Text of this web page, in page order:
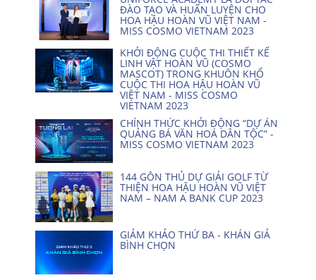
ĐÀO TẠO VÀ HUẤN LUYỆN CHO
HOA HẬU HOÀN VŨ VIỆT NAM -
MISS COSMO VIETNAM 2023
KHỞI ĐỘNG CUỘC THI THIẾT KẾ
LINH VẬT HOÀN VŨ (COSMO
MASCOT) TRONG KHUÔN KHỔ
CUỘC THI HOA HẬU HOÀN VŨ
VIỆT NAM - MISS COSMO
VIETNAM 2023
CHÍNH THỨC KHỞI ĐỘNG “DỰ ÁN
QUẢNG BÁ VĂN HOÁ DÂN TỘC” -
MISS COSMO VIETNAM 2023
144 GÔN THỦ DỰ GIẢI GOLF TỪ
THIỆN HOA HẬU HOÀN VŨ VIỆT
NAM – NAM A BANK CUP 2023
GIẢM KHẢO THỨ BA - KHÁN GIẢ
BÌNH CHỌN